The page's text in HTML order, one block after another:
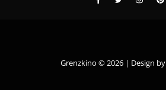
Grenzkino © 2026 | Design by